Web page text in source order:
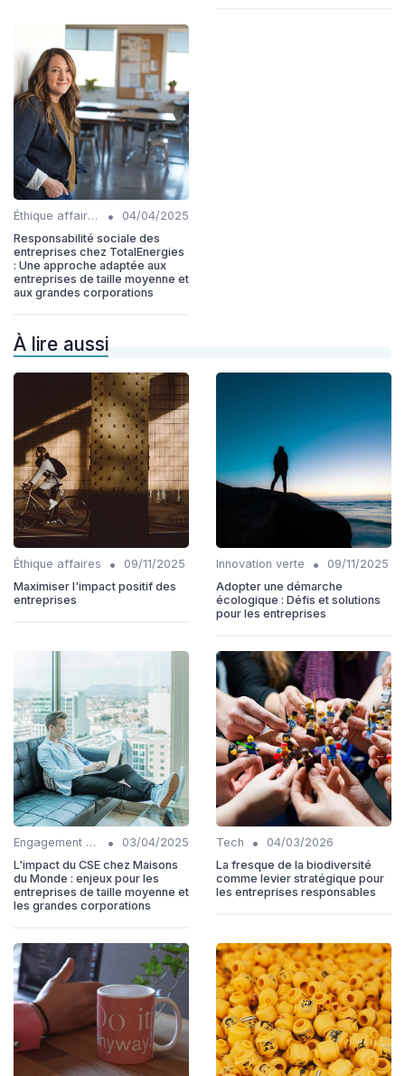
Éthique affaires •
04/04/2025
Responsabilité sociale des
entreprises chez TotalEnergies
: Une approche adaptée aux
entreprises de taille moyenne et
aux grandes corporations
À lire aussi
Éthique affaires •
09/11/2025
Maximiser l'impact positif des
entreprises
Innovation verte •
09/11/2025
Adopter une démarche
écologique : Défis et solutions
pour les entreprises
Engagement communautaire •
03/04/2025
L'impact du CSE chez Maisons
du Monde : enjeux pour les
entreprises de taille moyenne et
les grandes corporations
Tech •
04/03/2026
La fresque de la biodiversité
comme levier stratégique pour
les entreprises responsables